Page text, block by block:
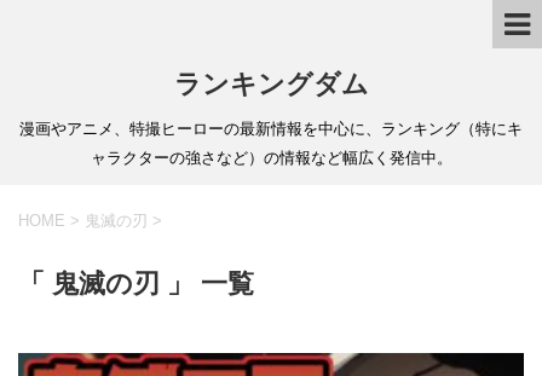
ランキングダム
漫画やアニメ、特撮ヒーローの最新情報を中心に、ランキング（特にキ
ャラクターの強さなど）の情報など幅広く発信中。
HOME > 鬼滅の刃 >
「 鬼滅の刃 」 一覧